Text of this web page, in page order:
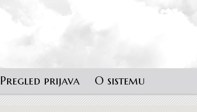
Pregled prijava O sistemu